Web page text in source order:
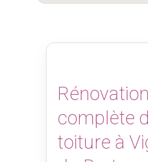
Rénovation
complète
toiture à